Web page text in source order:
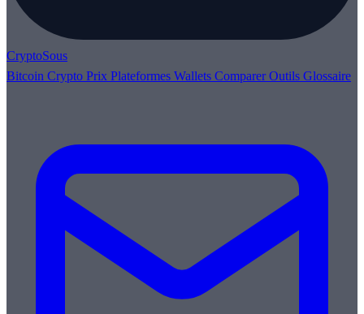
CryptoSous
Bitcoin Crypto Prix Plateformes Wallets ComparerOutils Glossaire